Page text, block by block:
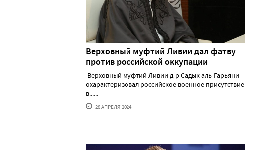
Верховный муфтий Ливии дал фатву
против российской оккупации
Верховный муфтий Ливии д-р Садык аль-Гарьяни
охарактеризовал российское военное присутствие
в......
28 АПРЕЛЯ'2024